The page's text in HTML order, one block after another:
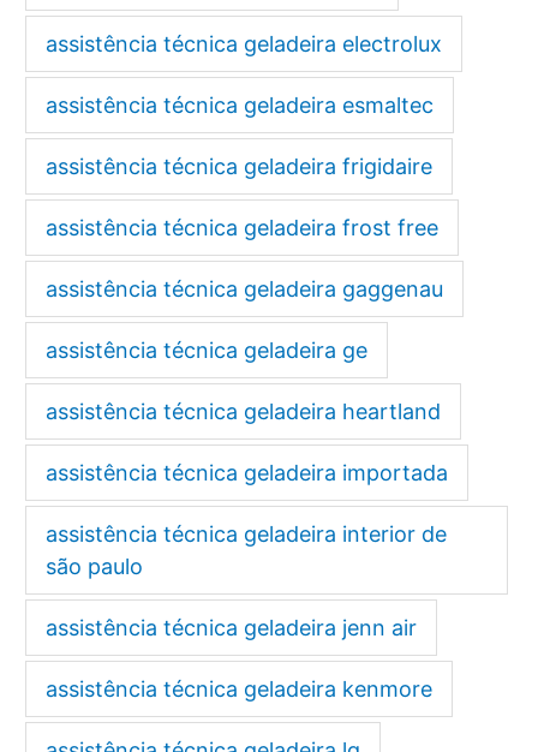
assistência técnica geladeira electrolux
assistência técnica geladeira esmaltec
assistência técnica geladeira frigidaire
assistência técnica geladeira frost free
assistência técnica geladeira gaggenau
assistência técnica geladeira ge
assistência técnica geladeira heartland
assistência técnica geladeira importada
assistência técnica geladeira interior de
são paulo
assistência técnica geladeira jenn air
assistência técnica geladeira kenmore